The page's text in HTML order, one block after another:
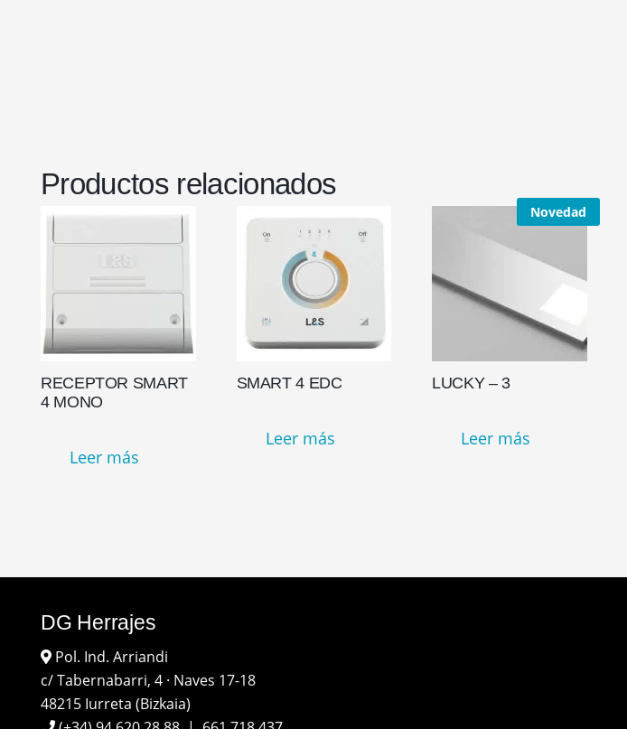
Productos relacionados
RECEPTOR SMART
4 MONO
Leer más
SMART 4 EDC
Leer más
Novedad
LUCKY – 3
Leer más
DG Herrajes
Pol. Ind. Arriandi
c/ Tabernabarri, 4 · Naves 17-18
48215 Iurreta (Bizkaia)